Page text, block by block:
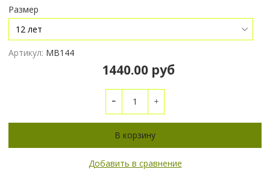
Размер
Артикул: МВ144
1440.00 руб
В корзину
Добавить в сравнение